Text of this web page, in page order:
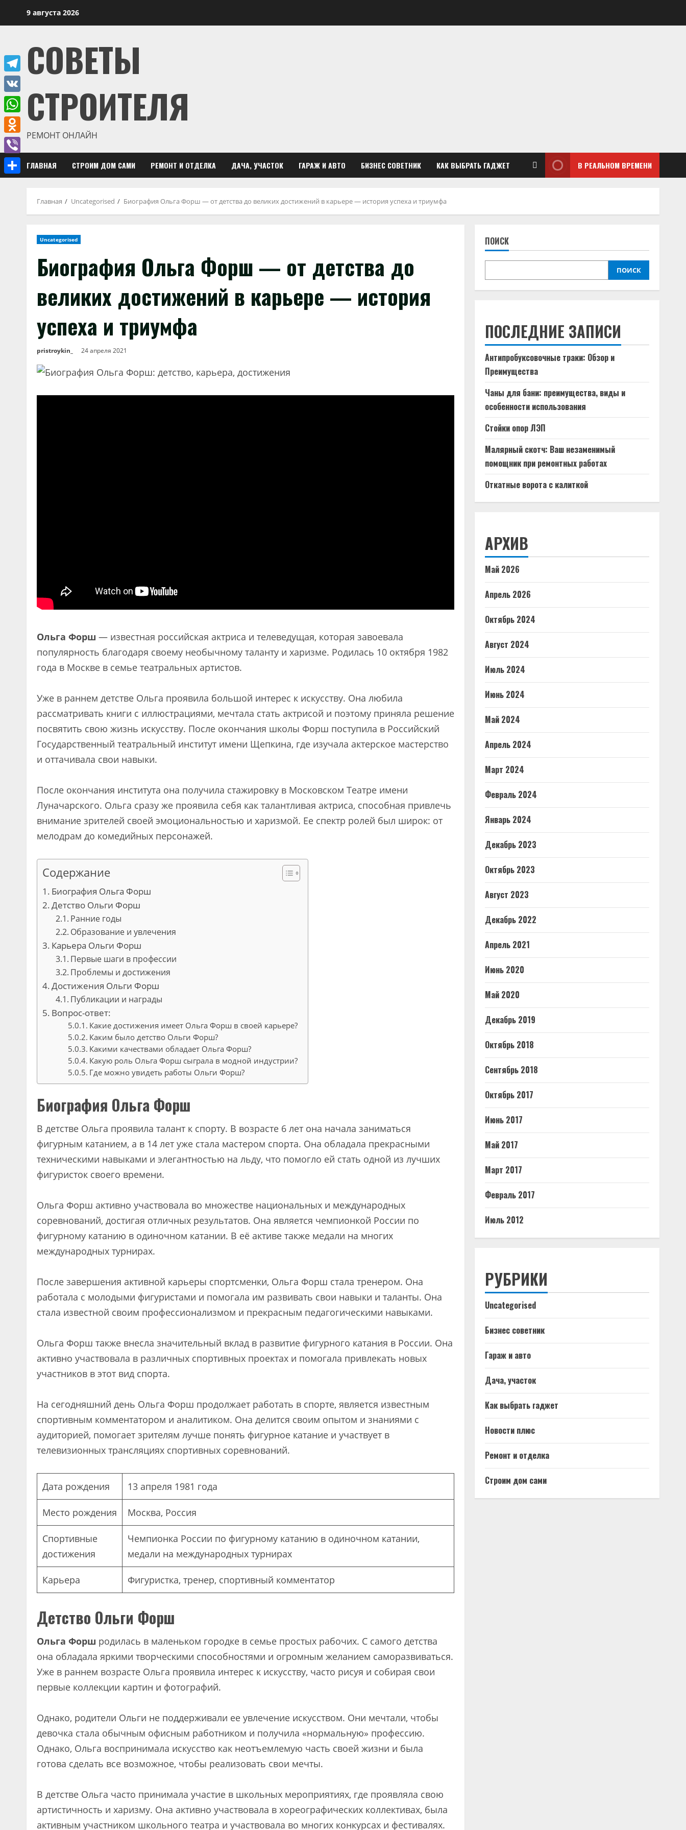
9 августа 2026
СОВЕТЫ
СТРОИТЕЛЯ
РЕМОНТ ОНЛАЙН
ГЛАВНАЯ СТРОИМ ДОМ САМИ РЕМОНТ И ОТДЕЛКА ДАЧА, УЧАСТОК ГАРАЖ И АВТО БИЗНЕС СОВЕТНИК КАК ВЫБРАТЬ ГАДЖЕТ В РЕАЛЬНОМ ВРЕМЕНИ
Главная Uncategorised Биография Ольга Форш — от детства до великих достижений в карьере — история успеха и триумфа
Uncategorised
Биография Ольга Форш — от детства до
великих достижений в карьере — история
успеха и триумфа
pristroykin_ 24 апреля 2021
Ольга Форш — известная российская актриса и телеведущая, которая завоевала
популярность благодаря своему необычному таланту и харизме. Родилась 10 октября 1982
года в Москве в семье театральных артистов.
Уже в раннем детстве Ольга проявила большой интерес к искусству. Она любила
рассматривать книги с иллюстрациями, мечтала стать актрисой и поэтому приняла решение
посвятить свою жизнь искусству. После окончания школы Форш поступила в Российский
Государственный театральный институт имени Щепкина, где изучала актерское мастерство
и оттачивала свои навыки.
После окончания института она получила стажировку в Московском Театре имени
Луначарского. Ольга сразу же проявила себя как талантливая актриса, способная привлечь
внимание зрителей своей эмоциональностью и харизмой. Ее спектр ролей был широк: от
мелодрам до комедийных персонажей.
Содержание
Биография Ольга Форш
Детство Ольги Форш
Ранние годы
Образование и увлечения
Карьера Ольги Форш
Первые шаги в профессии
Проблемы и достижения
Достижения Ольги Форш
Публикации и награды
Вопрос-ответ:
Какие достижения имеет Ольга Форш в своей карьере?
Каким было детство Ольги Форш?
Какими качествами обладает Ольга Форш?
Какую роль Ольга Форш сыграла в модной индустрии?
Где можно увидеть работы Ольги Форш?
Биография Ольга Форш
В детстве Ольга проявила талант к спорту. В возрасте 6 лет она начала заниматься
фигурным катанием, а в 14 лет уже стала мастером спорта. Она обладала прекрасными
техническими навыками и элегантностью на льду, что помогло ей стать одной из лучших
фигуристок своего времени.
Ольга Форш активно участвовала во множестве национальных и международных
соревнований, достигая отличных результатов. Она является чемпионкой России по
фигурному катанию в одиночном катании. В её активе также медали на многих
международных турнирах.
После завершения активной карьеры спортсменки, Ольга Форш стала тренером. Она
работала с молодыми фигуристами и помогала им развивать свои навыки и таланты. Она
стала известной своим профессионализмом и прекрасным педагогическими навыками.
Ольга Форш также внесла значительный вклад в развитие фигурного катания в России. Она
активно участвовала в различных спортивных проектах и помогала привлекать новых
участников в этот вид спорта.
На сегодняшний день Ольга Форш продолжает работать в спорте, является известным
спортивным комментатором и аналитиком. Она делится своим опытом и знаниями с
аудиторией, помогает зрителям лучше понять фигурное катание и участвует в
телевизионных трансляциях спортивных соревнований.
Дата рождения 13 апреля 1981 года
Место рождения Москва, Россия
Спортивные
достижения
Чемпионка России по фигурному катанию в одиночном катании,
медали на международных турнирах
Карьера Фигуристка, тренер, спортивный комментатор
Детство Ольги Форш
Ольга Форш родилась в маленьком городке в семье простых рабочих. С самого детства
она обладала яркими творческими способностями и огромным желанием саморазвиваться.
Уже в раннем возрасте Ольга проявила интерес к искусству, часто рисуя и собирая свои
первые коллекции картин и фотографий.
Однако, родители Ольги не поддерживали ее увлечение искусством. Они мечтали, чтобы
девочка стала обычным офисным работником и получила «нормальную» профессию.
Однако, Ольга воспринимала искусство как неотъемлемую часть своей жизни и была
готова сделать все возможное, чтобы реализовать свои мечты.
В детстве Ольга часто принимала участие в школьных мероприятиях, где проявляла свою
артистичность и харизму. Она активно участвовала в хореографических коллективах, была
активным участником школьного театра и участвовала во многих конкурсах и фестивалях.
ПОИСК
ПОИСК
ПОСЛЕДНИЕ ЗАПИСИ
Антипробуксовочные траки: Обзор и
Преимущества
Чаны для бани: преимущества, виды и
особенности использования
Стойки опор ЛЭП
Малярный скотч: Ваш незаменимый
помощник при ремонтных работах
Откатные ворота с калиткой
АРХИВ
Май 2026
Апрель 2026
Октябрь 2024
Август 2024
Июль 2024
Июнь 2024
Май 2024
Апрель 2024
Март 2024
Февраль 2024
Январь 2024
Декабрь 2023
Октябрь 2023
Август 2023
Декабрь 2022
Апрель 2021
Июнь 2020
Май 2020
Декабрь 2019
Октябрь 2018
Сентябрь 2018
Октябрь 2017
Июнь 2017
Май 2017
Март 2017
Февраль 2017
Июль 2012
РУБРИКИ
Uncategorised
Бизнес советник
Гараж и авто
Дача, участок
Как выбрать гаджет
Новости плюс
Ремонт и отделка
Строим дом сами
Telegram
VK
WhatsApp
Odnoklassniki
Viber